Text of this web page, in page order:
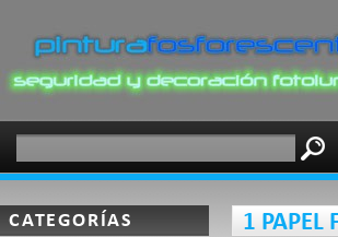
CATEGORÍAS 1 PAPEL